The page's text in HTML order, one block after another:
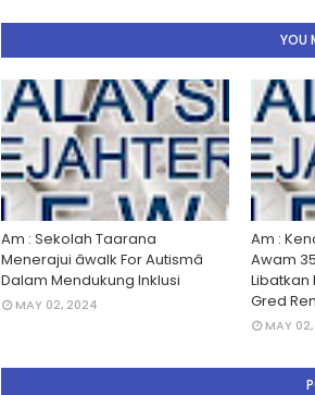
YOU
Am : Sekolah Taarana
Menerajui âwalk For Autismâ
Dalam Mendukung Inklusi
MAY 02, 2024
Am :
Awam
Libatkan
Gred
MAY